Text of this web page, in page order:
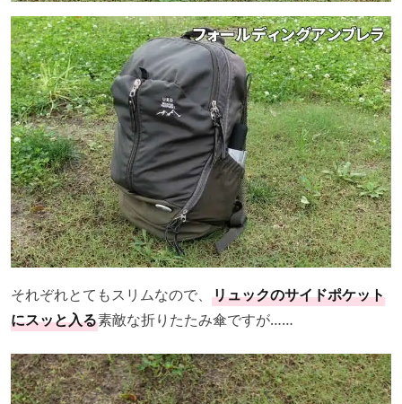
それぞれとてもスリムなので、 リュックのサイドポケット
にスッと入る素敵な折りたたみ傘ですが……